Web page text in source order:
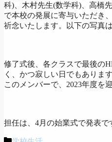
科)、木村先生(数学科)、高橋
で本校の発展に寄与いただき
祈念いたします。以下の写真
修了式後、各クラスで最後の
く、かつ寂しい日でもありま
このメンバーで、2023年度を
担任は、4月の始業式で発表で
カ